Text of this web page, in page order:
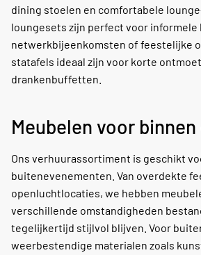
dining stoelen en comfortabele
loungesets zijn perfect voor informele
netwerkbijeenkomsten of feestelijke
statafels ideaal zijn voor korte
drankenbuffetten.
Meubelen voor
Ons verhuurassortiment is geschikt
buitenevenementen. Van overdekte
openluchtlocaties, we hebben
verschillende omstandigheden
tegelijkertijd stijlvol blijven. Voor
weerbestendige materialen zoals